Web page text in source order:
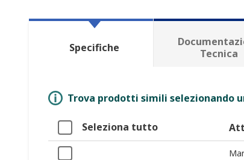
Specifiche
Tecnica
Trova prodotti simili selezionando
Seleziona tutto